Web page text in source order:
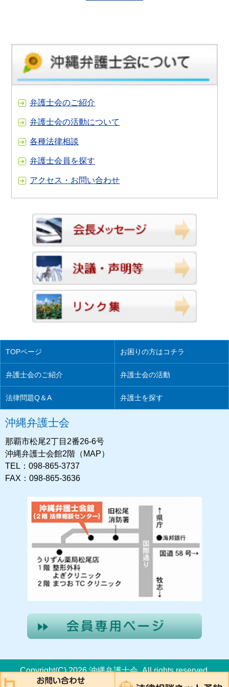
弁護士会のご紹介
弁護士会の活動について
各種法律相談
弁護士会員を探す
アクセス・お問い合わせ
TOPページ お困りの方はコチラ
弁護士会のご紹介 弁護士会の活動
法律問題Q＆A 弁護士を探す
沖縄弁護士会
那覇市松尾2丁目2番26-6号
沖縄弁護士会館2階（MAP）
TEL：098-865-3737
FAX：098-865-3636
Copyright(C) 2026 沖縄弁護士会. All rights reserved.